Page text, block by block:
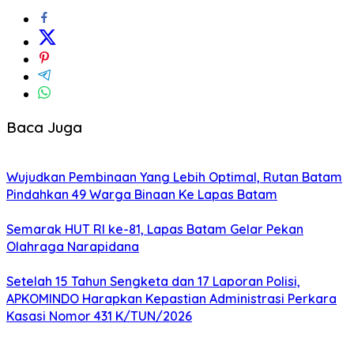
Baca Juga
Wujudkan Pembinaan Yang Lebih Optimal, Rutan Batam
Pindahkan 49 Warga Binaan Ke Lapas Batam
Semarak HUT RI ke-81, Lapas Batam Gelar Pekan
Olahraga Narapidana
Setelah 15 Tahun Sengketa dan 17 Laporan Polisi,
APKOMINDO Harapkan Kepastian Administrasi Perkara
Kasasi Nomor 431 K/TUN/2026